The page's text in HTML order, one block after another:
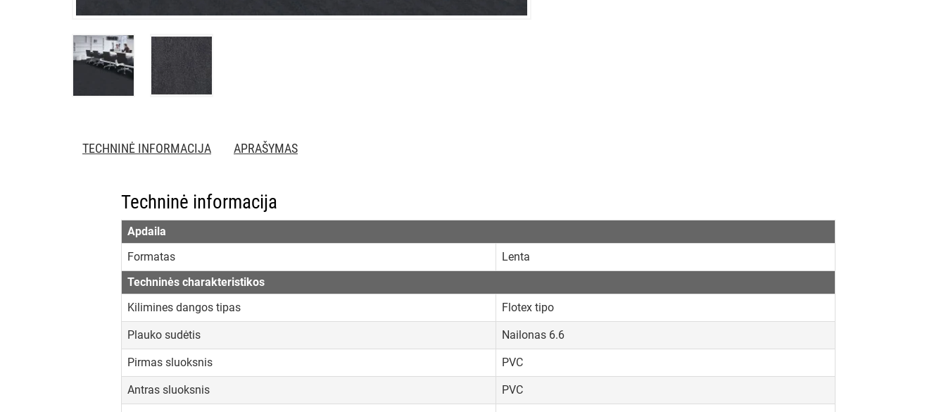
TECHNINĖ INFORMACIJA APRAŠYMAS
Techninė informacija
Apdaila
Formatas
Lenta
Techninės charakteristikos
Kilimines dangos tipas
Flotex tipo
Plauko sudėtis Nailonas 6.6
Pirmas sluoksnis PVC
Antras sluoksnis PVC